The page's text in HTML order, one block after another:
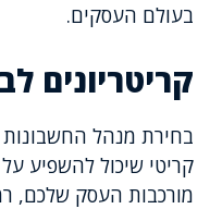
בעולם העסקים.
קריטריונים
בחירת מנהל
קריטי שיכול להשפיע
מורכבות העסק שלכם,